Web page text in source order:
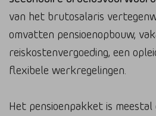
van het brutosalaris
omvatten pensioenopbouw,
reiskostenvergoeding, een
flexibele werkregelingen.
Het pensioenpakket is meestal